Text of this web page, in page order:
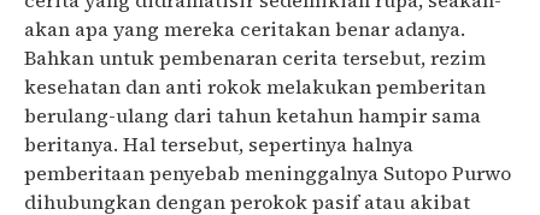
akan apa yang mereka ceritakan benar adanya.
Bahkan untuk pembenaran cerita tersebut, rezim
kesehatan dan anti rokok melakukan pemberitan
berulang-ulang dari tahun ketahun hampir sama
beritanya. Hal tersebut, sepertinya halnya
pemberitaan penyebab meninggalnya Sutopo Purwo
dihubungkan dengan perokok pasif atau akibat